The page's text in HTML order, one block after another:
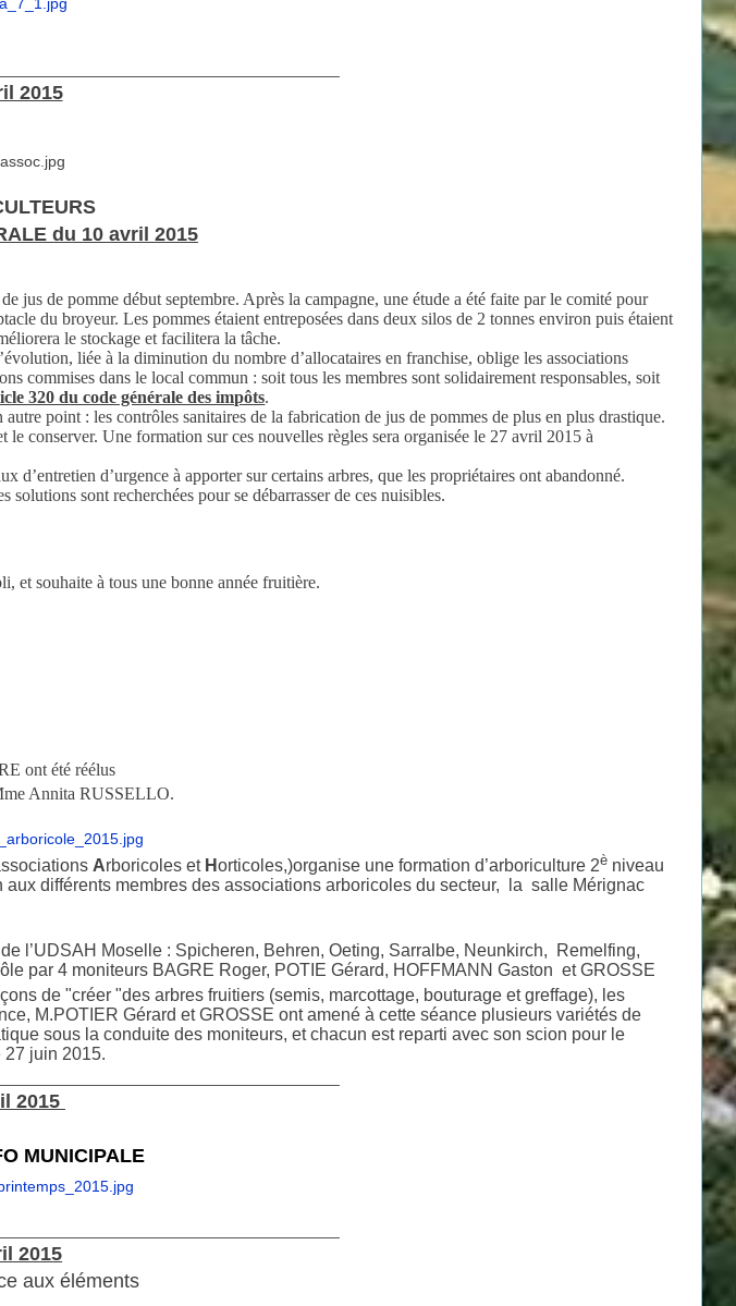
2015
du 10 avril 2015
jus de pomme début septembre. Après la campagne, une étude a été faite par le comité pour
du broyeur. Les pommes étaient entreposées dans deux silos de 2 tonnes environ puis étaient
le stockage et facilitera la tâche.
liée à la diminution du nombre d’allocataires en franchise, oblige les associations
commises dans le local commun : soit tous les membres sont solidairement responsables, soit
320 du code générale des impôts.
point : les contrôles sanitaires de la fabrication de jus de pommes de plus en plus drastique.
conserver. Une formation sur ces nouvelles règles sera organisée le 27 avril 2015 à
d’entretien d’urgence à apporter sur certains arbres, que les propriétaires ont abandonné.
solutions sont recherchées pour se débarrasser de ces nuisibles.
et souhaite à tous une bonne année fruitière.
ont été réélus
Annita RUSSELLO.
Arboricoles et Horticoles,)organise une formation d’arboriculture 2è niveau
différents membres des associations arboricoles du secteur, la salle Mérignac
l’UDSAH Moselle : Spicheren, Behren, Oeting, Sarralbe, Neunkirch, Remelfing,
par 4 moniteurs BAGRE Roger, POTIE Gérard, HOFFMANN Gaston et GROSSE
de "créer "des arbres fruitiers (semis, marcottage, bouturage et greffage), les
M.POTIER Gérard et GROSSE ont amené à cette séance plusieurs variétés de
sous la conduite des moniteurs, et chacun est reparti avec son scion pour le
27 juin 2015.
2015
MUNICIPALE
2015
aux éléments